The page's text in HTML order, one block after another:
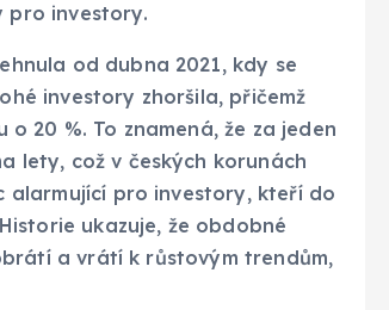
pro investory.
od dubna 2021, kdy se
investory zhoršila, přičemž
20 %. To znamená, že za jeden
lety, což v českých korunách
alarmující pro investory, kteří do
ukazuje, že obdobné
a vrátí k růstovým trendům,